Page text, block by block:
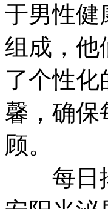
于男性健
组成，他
了个性化
馨，确保
顾。
每日排